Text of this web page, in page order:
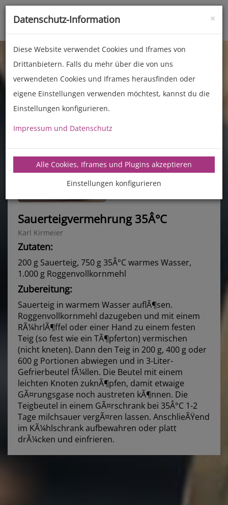
Toggle
Sauerteigvermehrung 35Â°C
Karl Kirmeier
Zutaten:
200 g Sauerteig, 750 g 35Â°C warmes Wasser,
1.000 g Roggenvollkornmehl
Zubereitung:
Sauerteig in warmem Wasser auflÃ¶sen.
Roggenvollkornmehl dazugeben und mit einem
RÃ¼hrlÃ¶ffel oder einer Hand zu einem festen
Teig (so fest wie ein TÃ¶pferton) vermischen
(nicht kneten). Dann den Teig in 200 g, 400 g oder
600 g Portionen abwiegen und in 3-Liter-
Gefrierbeutel fÃ¼llen. Die Beutel mit einem
leichten Knoten zuknÃ¶pfen, damit etwaige
GÃ¤rungsgase noch austreten kÃ¶nnen. Die
Teigbeutel in einem GÃ¤rschrank bei 35Â°C 1-2
Tage milchsauer vergÃ¤ren lassen. AnschlieÃŸend
im KÃ¼hlschrank aufbewahren oder platt
drÃ¼cken und einfrieren.
×
Datenschutz-Information
Diese Website verwendet Cookies und Iframes von
Drittanbietern. Falls du mehr über die von uns
verwendeten Cookies und Iframes herausfinden oder
eigene Einstellungen verwenden möchtest, kannst du die
Einstellungen konfigurieren.
Impressum und Datenschutz
Alle Cookies, Iframes und Plugins akzeptieren
Einstellungen konfigurieren